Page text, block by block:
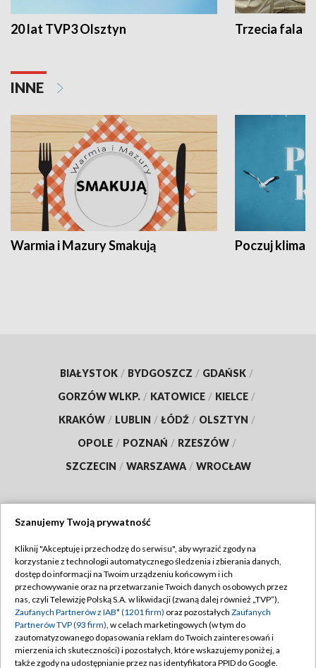
20 lat TVP3 Olsztyn Trzecia fala -
INNE
Warmia i Mazury Smakują Poczuj klimat
BIAŁYSTOK / BYDGOSZCZ / GDAŃSK /
GORZÓW WLKP. / KATOWICE / KIELCE /
KRAKÓW / LUBLIN / ŁÓDŹ / OLSZTYN /
OPOLE / POZNAŃ / RZESZÓW /
SZCZECIN / WARSZAWA / WROCŁAW
TVP
Abonament TVP
Emisja w TVP
Centrum informacji TVP
Naziemna Telewizja Cyfrowa
Regulamin TVP
Polityka prywatności
Moje zgody
Pomoc
Szanujemy Twoją prywatność
Kliknij "Akceptuję i przechodzę do serwisu", aby wyrazić zgody na
korzystanie z technologii automatycznego śledzenia i zbierania danych,
dostęp do informacji na Twoim urządzeniu końcowym i ich
przechowywanie oraz na przetwarzanie Twoich danych osobowych przez
nas, czyli Telewizję Polską S.A. w likwidacji (zwaną dalej również „TVP”),
Zaufanych Partnerów z IAB* (1201 firm) oraz pozostałych Zaufanych
Partnerów TVP (93 firm), w celach marketingowych (w tym do
zautomatyzowanego dopasowania reklam do Twoich zainteresowań i
mierzenia ich skuteczności) i pozostałych, które wskazujemy poniżej, a
także zgody na udostępnianie przez nas identyfikatora PPID do Google.